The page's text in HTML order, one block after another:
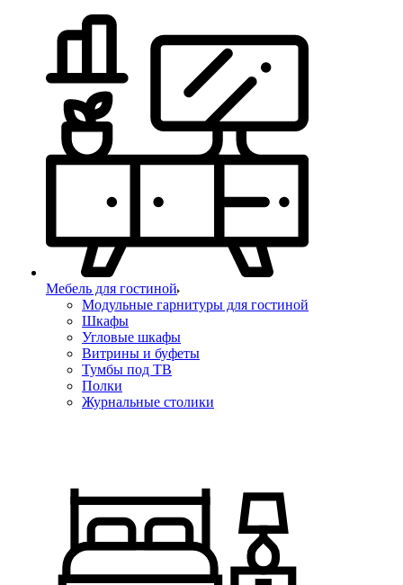
Мебель для гостиной
Модульные гарнитуры для гостиной
Шкафы
Угловые шкафы
Витрины и буфеты
Тумбы под ТВ
Полки
Журнальные столики